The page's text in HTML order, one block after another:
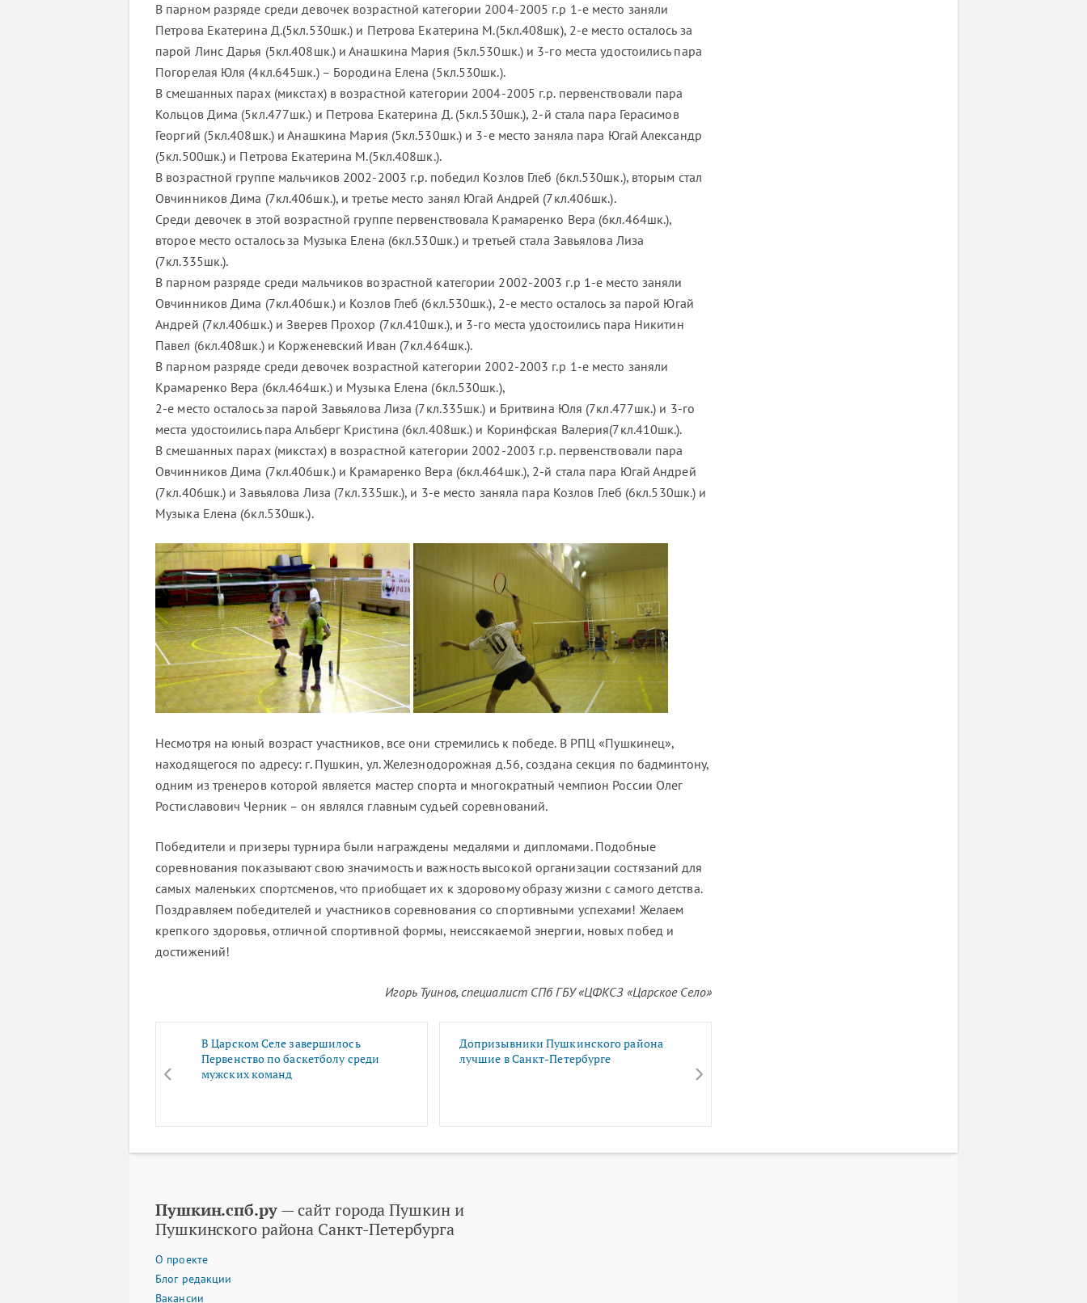
В парном разряде среди девочек возрастной категории 2004-2005 г.р 1-е место заняли
Петрова Екатерина Д.(5кл.530шк.) и Петрова Екатерина М.(5кл.408шк), 2-е место осталось за
парой Линс Дарья (5кл.408шк.) и Анашкина Мария (5кл.530шк.) и 3-го места удостоились пара
Погорелая Юля (4кл.645шк.) – Бородина Елена (5кл.530шк.).
В смешанных парах (микстах) в возрастной категории 2004-2005 г.р. первенствовали пара
Кольцов Дима (5кл.477шк.) и Петрова Екатерина Д. (5кл.530шк.), 2-й стала пара Герасимов
Георгий (5кл.408шк.) и Анашкина Мария (5кл.530шк.) и 3-е место заняла пара Югай Александр
(5кл.500шк.) и Петрова Екатерина М.(5кл.408шк.).
В возрастной группе мальчиков 2002-2003 г.р. победил Козлов Глеб (6кл.530шк.), вторым стал
Овчинников Дима (7кл.406шк.), и третье место занял Югай Андрей (7кл.406шк.).
Среди девочек в этой возрастной группе первенствовала Крамаренко Вера (6кл.464шк.),
второе место осталось за Музыка Елена (6кл.530шк.) и третьей стала Завьялова Лиза
(7кл.335шк.).
В парном разряде среди мальчиков возрастной категории 2002-2003 г.р 1-е место заняли
Овчинников Дима (7кл.406шк.) и Козлов Глеб (6кл.530шк.), 2-е место осталось за парой Югай
Андрей (7кл.406шк.) и Зверев Прохор (7кл.410шк.), и 3-го места удостоились пара Никитин
Павел (6кл.408шк.) и Корженевский Иван (7кл.464шк.).
В парном разряде среди девочек возрастной категории 2002-2003 г.р 1-е место заняли
Крамаренко Вера (6кл.464шк.) и Музыка Елена (6кл.530шк.),
2-е место осталось за парой Завьялова Лиза (7кл.335шк.) и Бритвина Юля (7кл.477шк.) и 3-го
места удостоились пара Альберг Кристина (6кл.408шк.) и Коринфская Валерия(7кл.410шк.).
В смешанных парах (микстах) в возрастной категории 2002-2003 г.р. первенствовали пара
Овчинников Дима (7кл.406шк.) и Крамаренко Вера (6кл.464шк.), 2-й стала пара Югай Андрей
(7кл.406шк.) и Завьялова Лиза (7кл.335шк.), и 3-е место заняла пара Козлов Глеб (6кл.530шк.) и
Музыка Елена (6кл.530шк.).
Несмотря на юный возраст участников, все они стремились к победе. В РПЦ «Пушкинец»,
находящегося по адресу: г. Пушкин, ул. Железнодорожная д.56, создана секция по бадминтону,
одним из тренеров которой является мастер спорта и многократный чемпион России Олег
Ростиславович Черник – он являлся главным судьей соревнований.
Победители и призеры турнира были награждены медалями и дипломами. Подобные
соревнования показывают свою значимость и важность высокой организации состязаний для
самых маленьких спортсменов, что приобщает их к здоровому образу жизни с самого детства.
Поздравляем победителей и участников соревнования со спортивными успехами! Желаем
крепкого здоровья, отличной спортивной формы, неиссякаемой энергии, новых побед и
достижений!
Игорь Туинов, специалист СПб ГБУ «ЦФКСЗ «Царское Село»
В Царском Селе завершилось
Первенство по баскетболу среди
мужских команд
Допризывники Пушкинского района
лучшие в Санкт-Петербурге
Пушкин.спб.ру— сайт города Пушкин и
Пушкинского района Санкт-Петербурга
О проекте
Блог редакции
Вакансии